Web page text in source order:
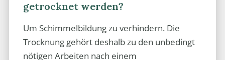
getrocknet werden?
Um Schimmelbildung zu verhindern. Die
Trocknung gehört deshalb zu den unbedingt
nötigen Arbeiten nach einem